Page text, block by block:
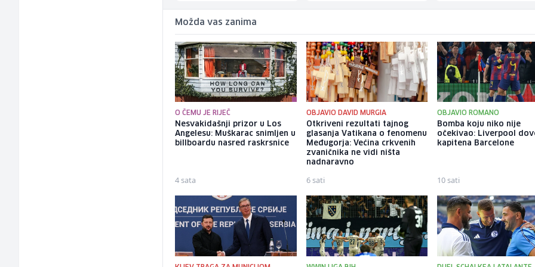
Možda vas zanima
O ČEMU JE RIJEČ
Nesvakidašnji prizor u Los
Angelesu: Muškarac snimljen u
billboardu nasred raskrsnice
4 sata
OBJAVIO DAVID MURGIA
Otkriveni rezultati tajnog
glasanja Vatikana o fenomenu
Međugorja: Većina crkvenih
zvaničnika ne vidi ništa
nadnaravno
6 sati
OBJAVIO ROMANO
Bomba koju niko nije
očekivao: Liverpool
kapitena Barcelone
10 sati